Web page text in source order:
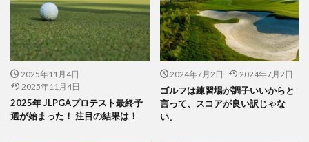
2025年11月4日
2025年11月4日
2025年 JLPGAプロテスト最終予
選が始まった！ 注目の結果は！
2024年7月2日 2024年7月2日
ゴルフは練習場が調子いいからと
言って、スコアが良い訳じゃな
い。